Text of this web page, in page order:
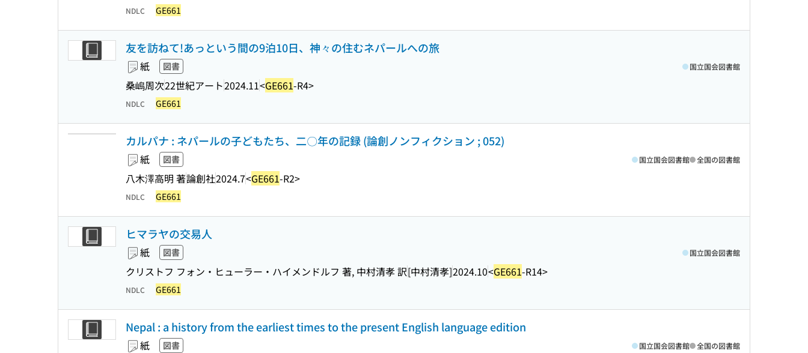
NDLC GE661
友を訪ねて!あっという間の9泊10日、神々の住むネパールへの旅
紙 図書
桑嶋周次22世紀アート2024.11<GE661-R4>
国立国会図書館
NDLC GE661
カルパナ : ネパールの子どもたち、二〇年の記録 (論創ノンフィクション ; 052)
紙 図書
八木澤高明 著論創社2024.7<GE661-R2>
国立国会図書館 全国の図書館
NDLC GE661
ヒマラヤの交易人
紙 図書
クリストフ フォン・ヒューラー・ハイメンドルフ 著, 中村清孝 訳[中村清孝]2024.10<GE661-R14>
国立国会図書館
NDLC GE661
Nepal : a history from the earliest times to the present English language edition
紙 図書 国立国会図書館 全国の図書館